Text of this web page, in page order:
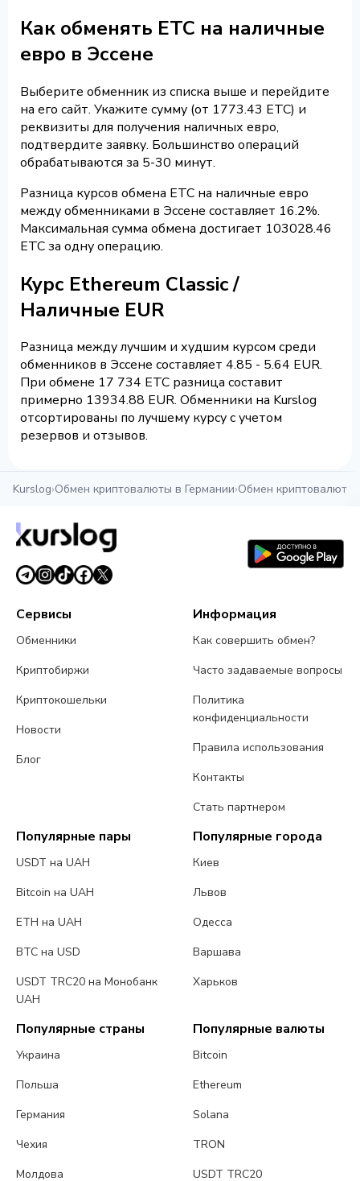
Как обменять ETC на наличные
евро в Эссене
Выберите обменник из списка выше и перейдите
на его сайт. Укажите сумму (от 1773.43 ETC) и
реквизиты для получения наличных евро,
подтвердите заявку. Большинство операций
обрабатываются за 5-30 минут.
Разница курсов обмена ETC на наличные евро
между обменниками в Эссене составляет 16.2%.
Максимальная сумма обмена достигает 103028.46
ETC за одну операцию.
Курс Ethereum Classic /
Наличные EUR
Разница между лучшим и худшим курсом среди
обменников в Эссене составляет 4.85 - 5.64 EUR.
При обмене 17 734 ETC разница составит
примерно 13934.88 EUR. Обменники на Kurslog
отсортированы по лучшему курсу с учетом
резервов и отзывов.
Kurslog›Обмен криптовалюты в Германии›Обмен криптовалюты
Сервисы
Обменники
Криптобиржи
Криптокошельки
Новости
Блог
Информация
Как совершить обмен?
Часто задаваемые вопросы
Политика
конфиденциальности
Правила использования
Контакты
Стать партнером
Популярные пары
USDT на UAH
Bitcoin на UAH
ETH на UAH
BTC на USD
USDT TRC20 на Монобанк
UAH
Популярные города
Киев
Львов
Одесса
Варшава
Харьков
Популярные страны
Украина
Польша
Германия
Чехия
Молдова
Популярные валюты
Bitcoin
Ethereum
Solana
TRON
USDT TRC20